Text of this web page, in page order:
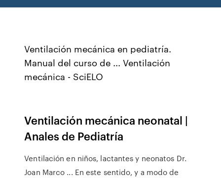
Ventilación mecánica en pediatría.
Manual del curso de ... Ventilación
mecánica - SciELO
Ventilación mecánica neonatal |
Anales de Pediatría
Ventilación en niños, lactantes y neonatos Dr.
Joan Marco ... En este sentido, y a modo de